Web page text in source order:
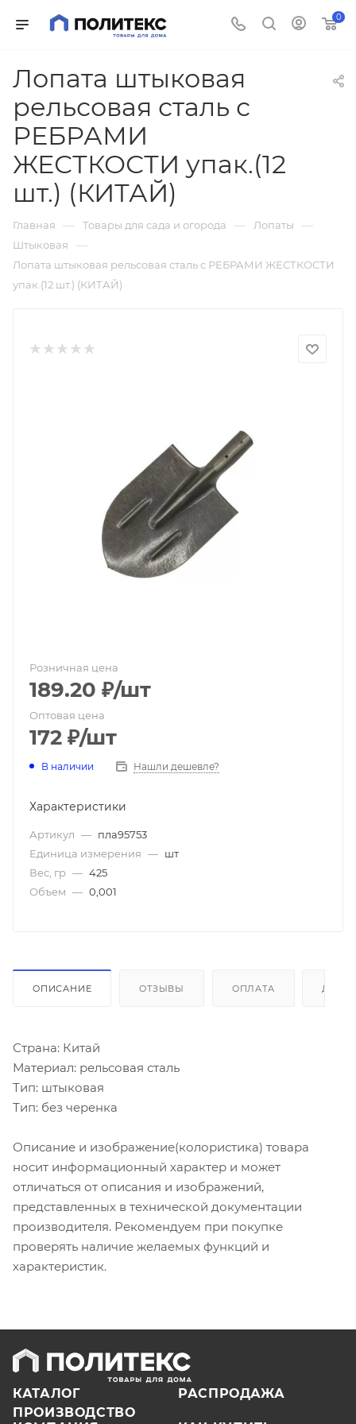
0
Лопата штыковая
рельсовая сталь с
РЕБРАМИ
ЖЕСТКОСТИ упак.(12
шт.) (КИТАЙ)
Главная — Товары для сада и огорода — Лопаты —
Штыковая —
Лопата штыковая рельсовая сталь с РЕБРАМИ ЖЕСТКОСТИ
упак.(12 шт.) (КИТАЙ)
Розничная цена
189.20 ₽/шт
Оптовая цена
172 ₽/шт
В наличии Нашли дешевле?
Характеристики
Артикул — пла95753
Единица измерения — шт
Вес, гр — 425
Объем — 0,001
ОПИСАНИЕ ОТЗЫВЫ ОПЛАТА
Страна: Китай
Материал: рельсовая сталь
Тип: штыковая
Тип: без черенка
Описание и изображение(колористика) товара
носит информационный характер и может
отличаться от описания и изображений,
представленных в технической документации
производителя. Рекомендуем при покупке
проверять наличие желаемых функций и
характеристик.
КАТАЛОГ
РАСПРОДАЖА
ПРОИЗВОДСТВО